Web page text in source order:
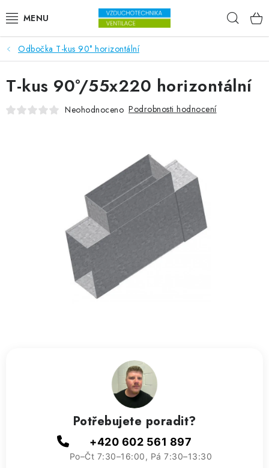
VENTILÁTORY
VZDUCHOTECHNIKA
REKUPERACE
ODVLHČOVAČE
ZVLHČOVAČE VZDUCHU PRŮMYSLOVÉ
NAHŘÍVACÍ POLŠTÁŘEK S LÁVOVÝM PÍSKEM
Reference a zkušenosti
Rady a tipy
Kontakty
Odbočka T-kus 90° horizontální
T-kus 90°/55x220 horizontální
Neohodnoceno Podrobnosti hodnocení
Potřebujete poradit?
+420 602 561 897
Po–Čt 7:30–16:00, Pá 7:30–13:30